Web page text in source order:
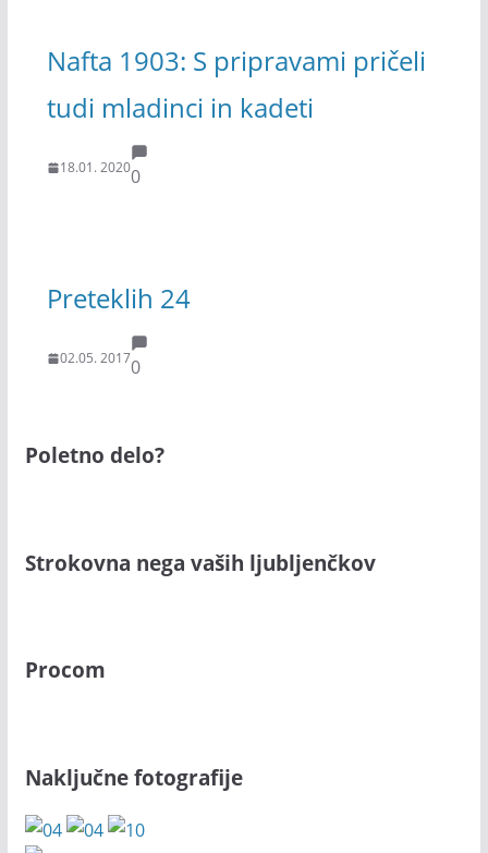
Nafta 1903: S pripravami pričeli
tudi mladinci in kadeti
18.01. 20200
Preteklih 24
02.05. 20170
Poletno delo?
Strokovna nega vaših ljubljenčkov
Procom
Naključne fotografije